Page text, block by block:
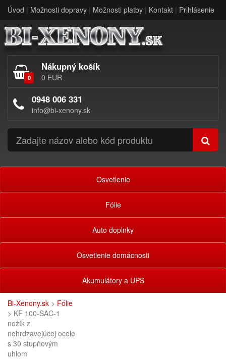
Úvod | Možnosti dopravy | Možnosti platby | Kontakt | Prihlásenie
0
Nákupný košík
0 EUR
0948 006 331
info@bi-xenony.sk
Osvetlenie
Fólie
Auto doplnky
Osvetlenie domácnosti
Akumulátory a UPS
Bi-Xenony.sk > Fólie
> KF 100-SAC-1
nožík z
nehrdzavejúcej ocele
s 30 stupňovým
uhlom